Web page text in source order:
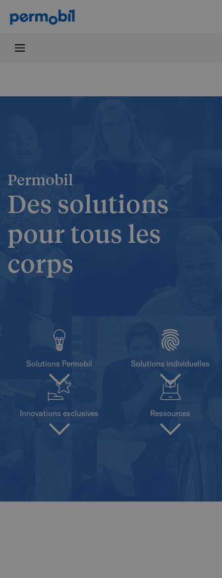
Permobil
Des solutions
pour tous les
corps
Solutions Permobil Solutions individuelles
Innovations exclusives Ressources